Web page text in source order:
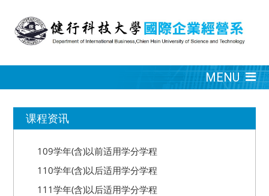
MENU
课程资讯
109学年(含)以前适用学分学程
110学年(含)以后适用学分学程
111学年(含)以后适用学分学程